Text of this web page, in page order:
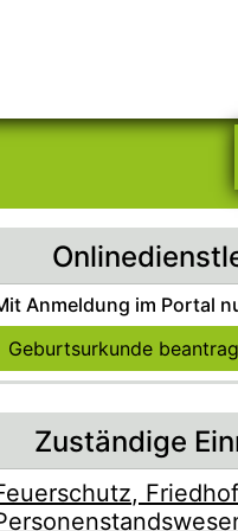
Anmeldung im Portal
Geburtsurkunde
Zuständige
der Einrichtung